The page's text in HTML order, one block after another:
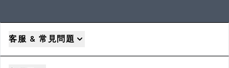
客服 & 常見問題